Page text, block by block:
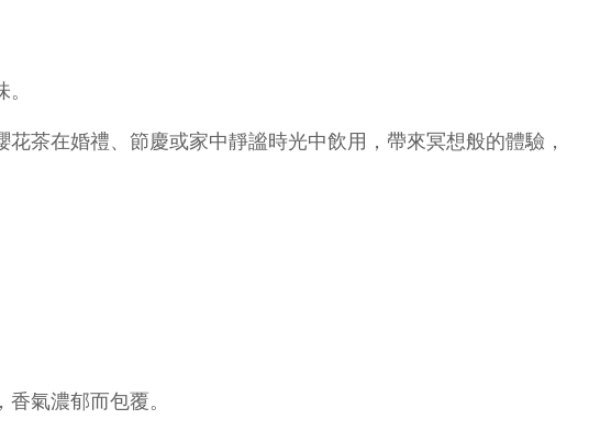
茶在婚禮、節慶或家中靜謐時光中飲用，帶來冥想般的體驗，
氣濃郁而包覆。